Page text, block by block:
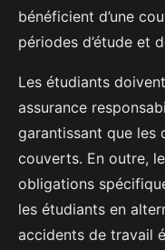
bénéficient d’une
périodes d’étude et
Les étudiants
assurance
garantissant que les
couverts. En outre,
obligations
les étudiants en
accidents de travail